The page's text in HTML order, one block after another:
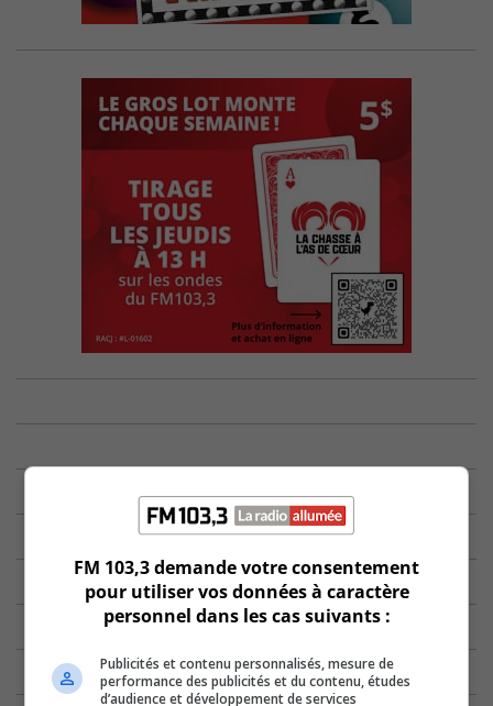
FM 103,3 demande votre consentement
pour utiliser vos données à caractère
personnel dans les cas suivants :
Publicités et contenu personnalisés, mesure de
performance des publicités et du contenu, études
d’audience et développement de services